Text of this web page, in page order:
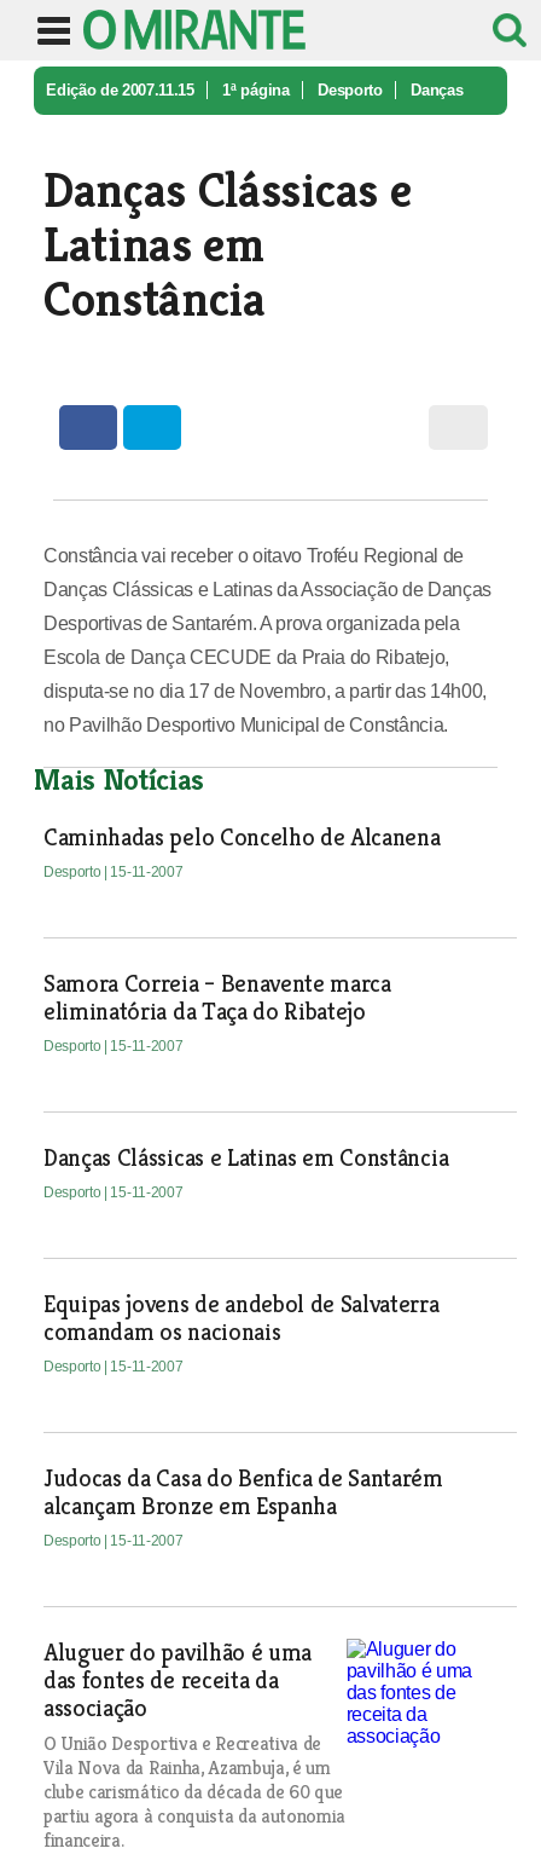
Edição de 2007.11.15 1ª página Desporto Danças
Danças Clássicas e
Latinas em
Constância
Constância vai receber o oitavo Troféu Regional de
Danças Clássicas e Latinas da Associação de Danças
Desportivas de Santarém. A prova organizada pela
Escola de Dança CECUDE da Praia do Ribatejo,
disputa-se no dia 17 de Novembro, a partir das 14h00,
no Pavilhão Desportivo Municipal de Constância.
Mais Notícias
Caminhadas pelo Concelho de Alcanena
Desporto | 15-11-2007
Samora Correia – Benavente marca
eliminatória da Taça do Ribatejo
Desporto | 15-11-2007
Danças Clássicas e Latinas em Constância
Desporto | 15-11-2007
Equipas jovens de andebol de Salvaterra
comandam os nacionais
Desporto | 15-11-2007
Judocas da Casa do Benfica de Santarém
alcançam Bronze em Espanha
Desporto | 15-11-2007
Aluguer do pavilhão é uma
das fontes de receita da
associação
O União Desportiva e Recreativa de
Vila Nova da Rainha, Azambuja, é um
clube carismático da década de 60 que
partiu agora à conquista da autonomia
financeira.